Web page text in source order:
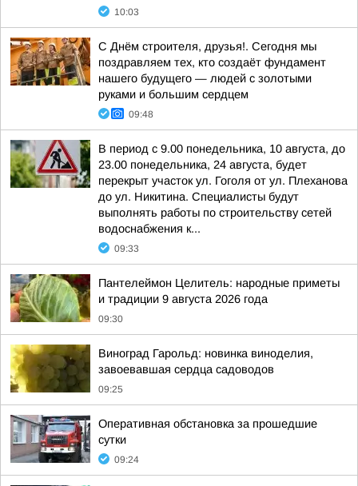
10:03
С Днём строителя, друзья!. Сегодня мы
поздравляем тех, кто создаёт фундамент
нашего будущего — людей с золотыми
руками и большим сердцем
09:48
В период с 9.00 понедельника, 10 августа, до
23.00 понедельника, 24 августа, будет
перекрыт участок ул. Гоголя от ул. Плеханова
до ул. Никитина. Специалисты будут
выполнять работы по строительству сетей
водоснабжения к...
09:33
Пантелеймон Целитель: народные приметы
и традиции 9 августа 2026 года
09:30
Виноград Гарольд: новинка виноделия,
завоевавшая сердца садоводов
09:25
Оперативная обстановка за прошедшие
сутки
09:24